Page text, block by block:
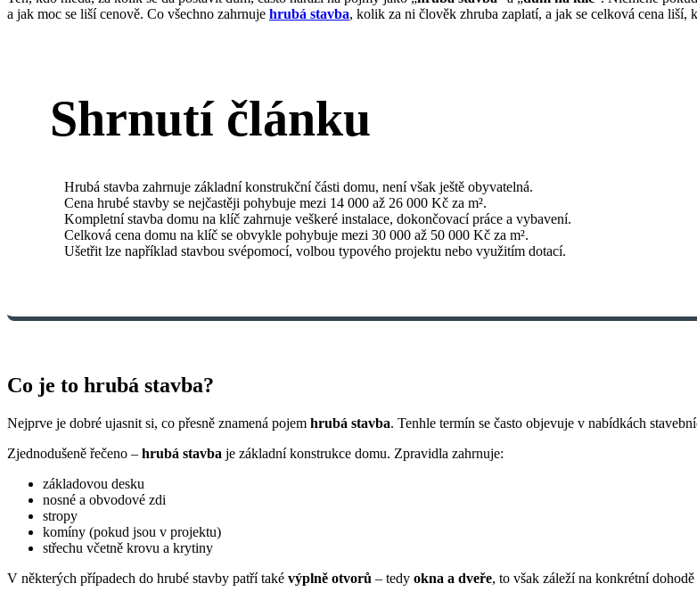
a jak moc se liší cenově. Co všechno zahrnuje hrubá stavba, kolik za ni člověk zhruba zaplatí, a jak se celková cena liší,
Shrnutí článku
Hrubá stavba zahrnuje základní konstrukční části domu, není však ještě obyvatelná.
Cena hrubé stavby se nejčastěji pohybuje mezi 14 000 až 26 000 Kč za m².
Kompletní stavba domu na klíč zahrnuje veškeré instalace, dokončovací práce a vybavení.
Celková cena domu na klíč se obvykle pohybuje mezi 30 000 až 50 000 Kč za m².
Ušetřit lze například stavbou svépomocí, volbou typového projektu nebo využitím dotací.
Co je to hrubá stavba?
Nejprve je dobré ujasnit si, co přesně znamená pojem hrubá stavba. Tenhle termín se často objevuje v nabídkách
Zjednodušeně řečeno – hrubá stavba je základní konstrukce domu. Zpravidla zahrnuje:
základovou desku
nosné a obvodové zdi
stropy
komíny (pokud jsou v projektu)
střechu včetně krovu a krytiny
V některých případech do hrubé stavby patří také výplně otvorů – tedy okna a dveře, to však záleží na konkrétní